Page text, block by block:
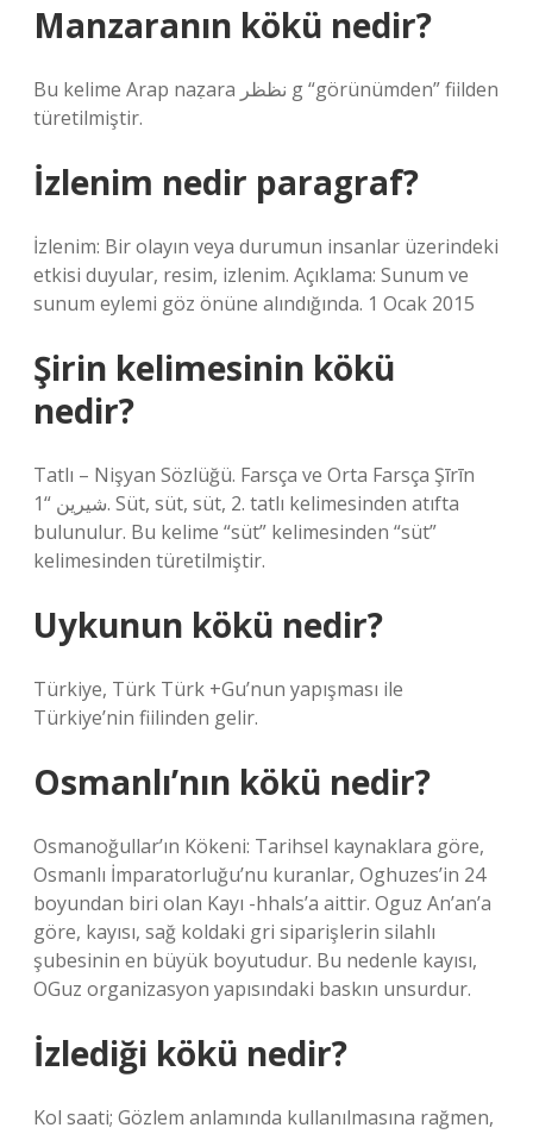
Manzaranın kökü nedir?
Bu kelime Arap naẓara نظظر g “görünümden” fiilden
türetilmiştir.
İzlenim nedir paragraf?
İzlenim: Bir olayın veya durumun insanlar üzerindeki
etkisi duyular, resim, izlenim. Açıklama: Sunum ve
sunum eylemi göz önüne alındığında. 1 Ocak 2015
Şirin kelimesinin kökü
nedir?
Tatlı – Nişyan Sözlüğü. Farsça ve Orta Farsça Şīrīn
شیرین “1. Süt, süt, süt, 2. tatlı kelimesinden atıfta
bulunulur. Bu kelime “süt” kelimesinden “süt”
kelimesinden türetilmiştir.
Uykunun kökü nedir?
Türkiye, Türk Türk +Gu’nun yapışması ile
Türkiye’nin fiilinden gelir.
Osmanlı’nın kökü nedir?
Osmanoğullar’ın Kökeni: Tarihsel kaynaklara göre,
Osmanlı İmparatorluğu’nu kuranlar, Oghuzes’in 24
boyundan biri olan Kayı -hhals’a aittir. Oguz An’an’a
göre, kayısı, sağ koldaki gri siparişlerin silahlı
şubesinin en büyük boyutudur. Bu nedenle kayısı,
OGuz organizasyon yapısındaki baskın unsurdur.
İzlediği kökü nedir?
Kol saati; Gözlem anlamında kullanılmasına rağmen,